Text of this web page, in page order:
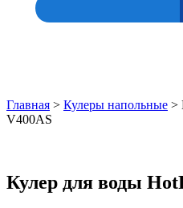
Главная > Кулеры напольные >
V400AS
Кулер для воды